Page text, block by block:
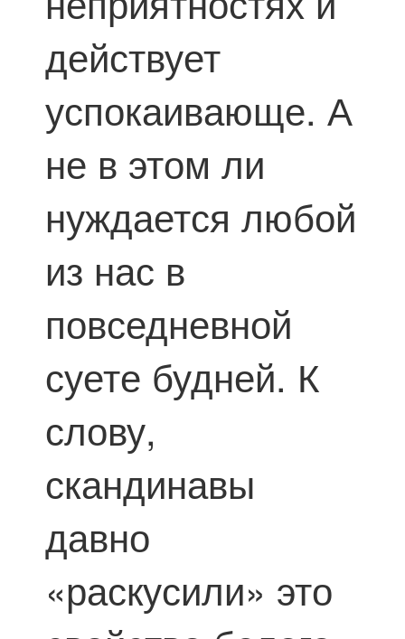
действует
успокаивающе. А
не в этом ли
нуждается любой
из нас в
повседневной
суете будней. К
слову,
скандинавы
давно
«раскусили» это